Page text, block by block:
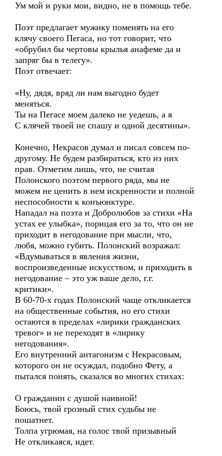
Ум мой и руки мои, видно, не в помощь тебе.
Поэт предлагает мужику поменять на его
клячу своего Пегаса, но тот говорит, что
«обрубил бы чертовы крылья анафеме да и
запряг бы в телегу».
Поэт отвечает:
«Ну, дядя, вряд ли нам выгодно будет
меняться.
Ты на Пегасе моем далеко не уедешь, а я
С клячей твоей не спашу и одной десятины».
Конечно, Некрасов думал и писал совсем по-
другому. Не будем разбираться, кто из них
прав. Отметим лишь, что, не считая
Полонского поэтом первого ряда, мы не
можем не ценить в нем искренности и полной
неспособности к конъюнктуре.
Нападал на поэта и Добролюбов за стихи «На
устах ее улыбка», порицая его за то, что он не
приходит в негодование при мысли, что,
любя, можно губить. Полонский возражал:
«Вдумываться в явления жизни,
воспроизведенные искусством, и приходить в
негодование – это уж ваше дело, г.г.
критики».
В 60-70-х годах Полонский чаще откликается
на общественные события, но его стихи
остаются в пределах «лирики гражданских
тревог» и не переходят в «лирику
негодования».
Его внутренний антагонизм с Некрасовым,
которого он не осуждал, подобно Фету, а
пытался понять, сказался во многих стихах:
О гражданин с душой наивной!
Боюсь, твой грозный стих судьбы не
пошатнет.
Толпа угрюмая, на голос твой призывный
Не откликаяся, идет.